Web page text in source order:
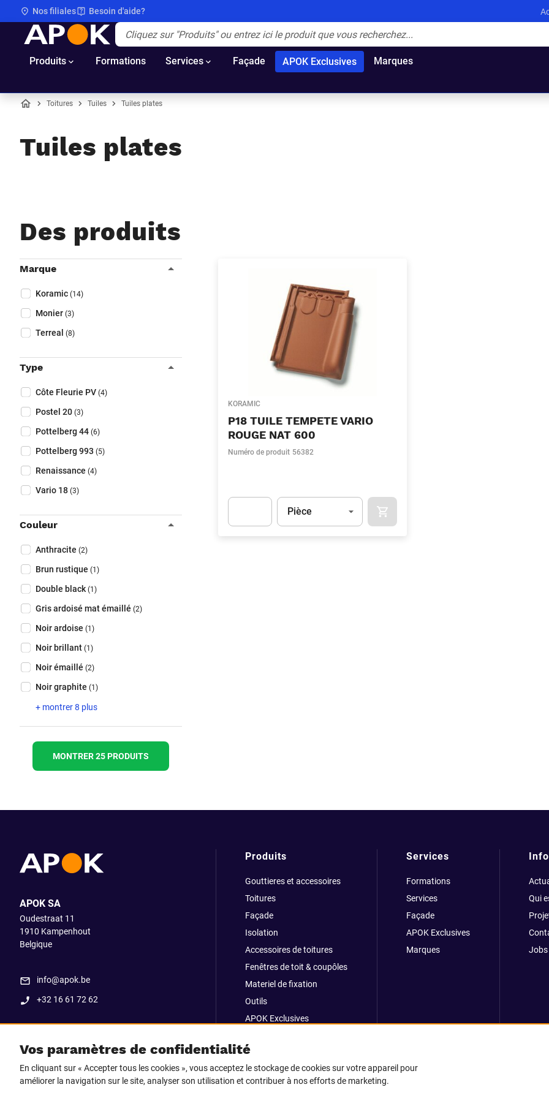
Nos filiales Besoin d'aide?
APOK
Produits Formations Services Façade APOK Exclusives Marques
Toitures Tuiles Tuiles plates
Tuiles plates
Des produits
Filtres
Fermer filtres
Marque
Marque (Optionnel)
Koramic (14)
Monier (3)
Terreal (8)
Type
Type (Optionnel)
Côte Fleurie PV (4)
Postel 20 (3)
Pottelberg 44 (6)
Pottelberg 993 (5)
Renaissance (4)
Vario 18 (3)
Couleur
Couleur (Optionnel)
Anthracite (2)
Brun rustique (1)
Double black (1)
Gris ardoisé mat émaillé (2)
Noir ardoise (1)
Noir brillant (1)
Noir émaillé (2)
Noir graphite (1)
+ montrer 8 plus
MONTRER 25 PRODUITS
KORAMIC
P18 TUILE TEMPETE VARIO
ROUGE NAT 600
Numéro de produit 56382
Unité
Pièce
Vos paramètres de confidentialité
En cliquant sur « Accepter tous les cookies », vous acceptez le stockage de cookies sur votre appareil pour
améliorer la navigation sur le site, analyser son utilisation et contribuer à nos efforts de marketing.
APOK SA
Oudestraat 11
1910 Kampenhout
Belgique
info@apok.be
+32 16 61 72 62
Produits
Gouttieres et accessoires
Toitures
Façade
Isolation
Accessoires de toitures
Fenêtres de toit & coupôles
Materiel de fixation
Outils
APOK Exclusives
Go Strong
Services
Formations
Services
Façade
APOK Exclusives
Marques
Info
Qui
Jobs
Suivez-nous sur